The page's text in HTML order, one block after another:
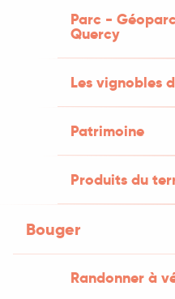
Parc -
Quercy
Les vignobles
Patrimoine
Produits du
Bouger
Randonner à